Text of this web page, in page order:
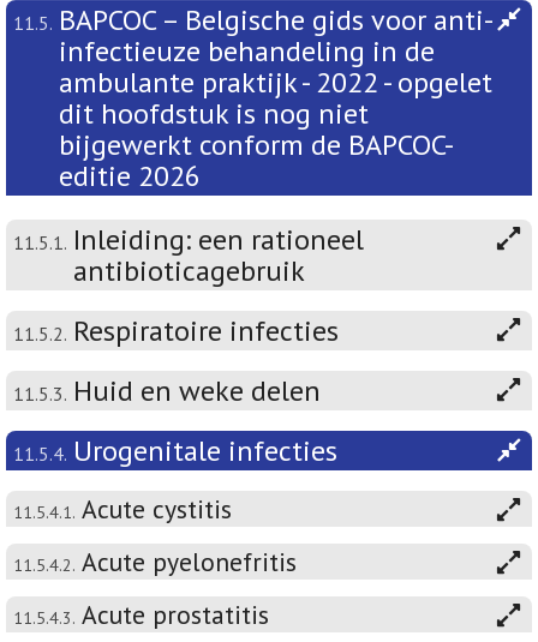
11.5. BAPCOC – Belgische gids voor anti-
infectieuze behandeling in de
ambulante praktijk - 2022 - opgelet
dit hoofdstuk is nog niet
bijgewerkt conform de BAPCOC-
editie 2026
11.5.1. Inleiding: een rationeel
antibioticagebruik
11.5.2. Respiratoire infecties
11.5.3. Huid en weke delen
11.5.4. Urogenitale infecties
11.5.4.1. Acute cystitis
11.5.4.2. Acute pyelonefritis
11.5.4.3. Acute prostatitis